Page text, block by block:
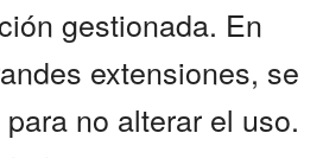
gestionada. En
extensiones, se
no alterar el uso.